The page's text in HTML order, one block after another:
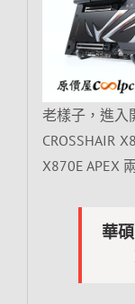
老樣子，進入
CROSSHAIR
X870E APEX
華